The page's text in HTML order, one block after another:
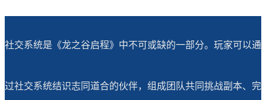
社交系统是《龙之谷启程》中不可或缺的一部分。玩家可以通
过社交系统结识志同道合的伙伴，组成团队共同挑战副本、完